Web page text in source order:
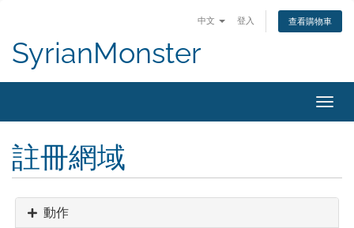
中文 登入 查看購物車
SyrianMonster
切
換
註冊網域
動作